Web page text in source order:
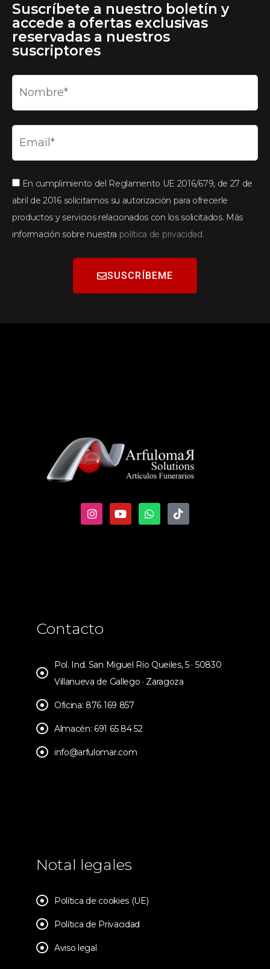
Suscríbete a nuestro boletín y
accede a ofertas exclusivas
reservadas a nuestros
suscriptores
En cumplimiento del Reglamento UE 2016/679, de 27 de
abril de 2016 solicitamos su autorización para ofrecerle
productos y servicios relacionados con los solicitados. Más
información sobre nuestra política de privacidad.
SUSCRÍBEME
Contacto
Pol. Ind. San Miguel Río Queiles, 5 · 50830
Villanueva de Gallego · Zaragoza
Oficina: 876 169 857
Almacén: 691 65 84 52
info@arfulomar.com
Notal legales
Política de cookies (UE)
Política de Privacidad
Aviso legal